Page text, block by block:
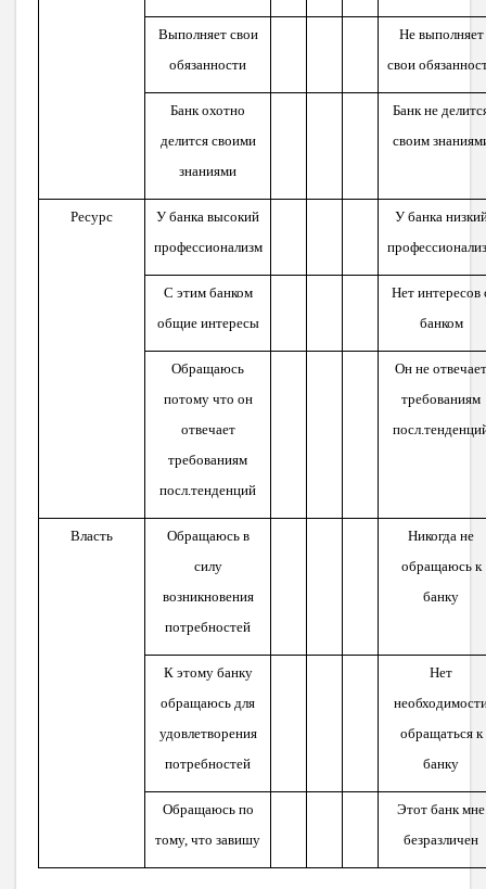
Выполняет свои
обязанности
Не выполняет
свои
Банк охотно
делится своими
знаниями
Банк не
своим
Ресурс
У банка высокий
профессионализм
У банка
С этим банком
общие интересы
Нет интересов
банком
Обращаюсь
потому что он
отвечает
требованиям
посл.тенденций
Он не отвечает
требованиям
Власть
Обращаюсь в
силу
возникновения
потребностей
Никогда не
обращаюсь к
банку
К этому банку
обращаюсь для
удовлетворения
потребностей
Нет
обращаться к
банку
Обращаюсь по
тому, что завишу
Этот банк мне
безразличен